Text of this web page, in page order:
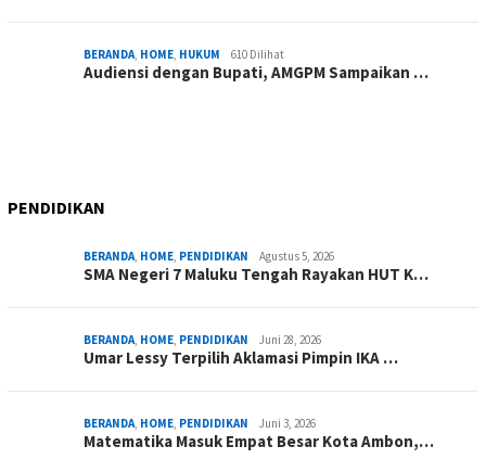
BERANDA HOME HUKUM 610 Dilihat
Audiensi dengan Bupati, AMGPM Sampaikan …
PENDIDIKAN
BERANDA HOME PENDIDIKAN Agustus 5, 2026
SMA Negeri 7 Maluku Tengah Rayakan HUT K…
BERANDA HOME PENDIDIKAN Juni 28, 2026
Umar Lessy Terpilih Aklamasi Pimpin IKA …
BERANDA HOME PENDIDIKAN Juni 3, 2026
Matematika Masuk Empat Besar Kota Ambon,…